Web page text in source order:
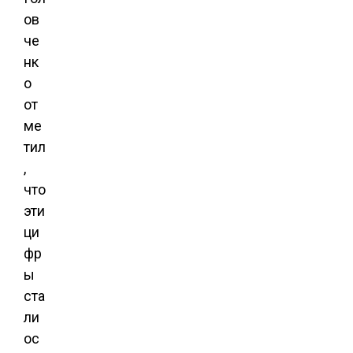
ов
че
нк
о
от
ме
тил
,
что
эти
ци
фр
ы
ста
ли
ос